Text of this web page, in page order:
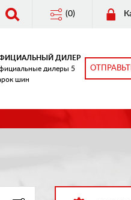
(0)
ДИЛЕР
дилеры 5
шин